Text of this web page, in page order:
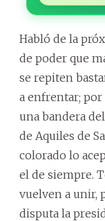
Habló de la
de poder que
se repiten
a enfrentar; por
una bandera
de Aquiles de
colorado lo
el de siempre.
vuelven a unir,
disputa la